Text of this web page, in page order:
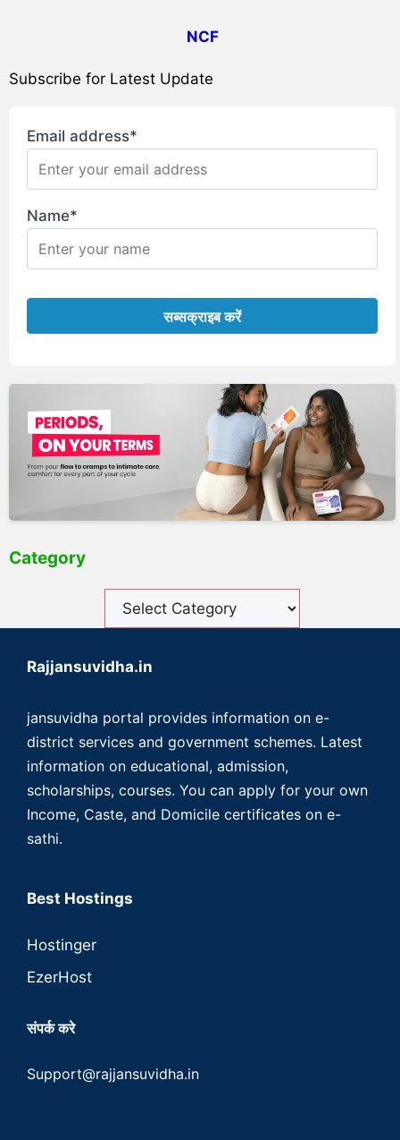
NCF
Subscribe for Latest Update
Email address*
Name*
Category
Rajjansuvidha.in
jansuvidha portal provides information on e-
district services and government schemes. Latest
information on educational, admission,
scholarships, courses. You can apply for your own
Income, Caste, and Domicile certificates on e-
sathi.
Best Hostings
Hostinger
EzerHost
संपर्क करे
Support@rajjansuvidha.in